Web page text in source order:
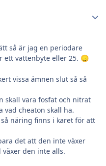
så är jag en periodare
ett vattenbyte eller 25. 😞
vissa ämnen slut så så
skall vara fosfat och nitrat
vad cheaton skall ha.
näring finns i karet för att
det att den inte växer
den inte alls.